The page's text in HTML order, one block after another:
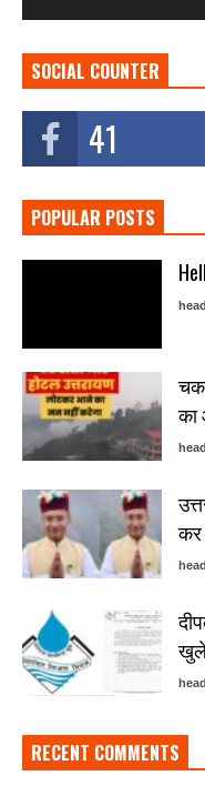
SOCIAL COUNTER
41
POPULAR POSTS
का
कर
RECENT COMMENTS